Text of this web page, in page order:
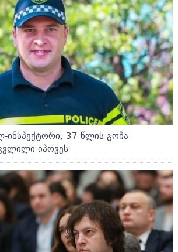
ინსპექტორი, 37 წლის გოჩა
იპოვეს